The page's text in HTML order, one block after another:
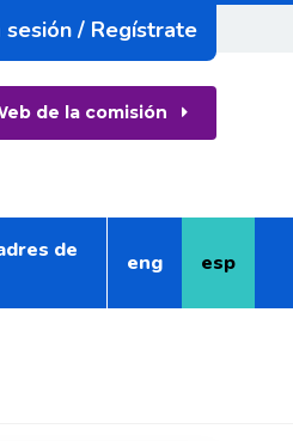
sesión / Regístrate
de la comisión
de
eng
Inglés esp
Español